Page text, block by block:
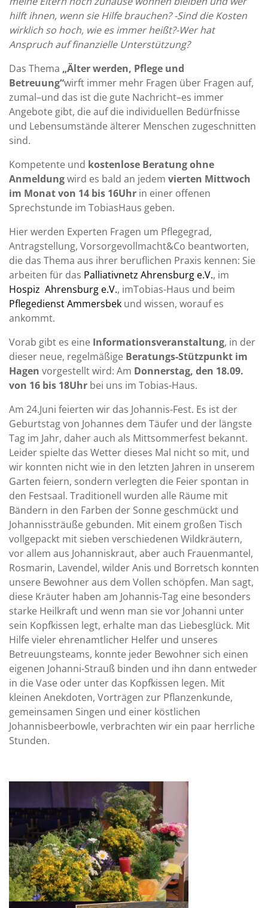
hilft ihnen, wenn sie Hilfe brauchen? -Sind die Kosten
wirklich so hoch, wie es immer heißt?-Wer hat
Anspruch auf finanzielle Unterstützung?
Das Thema „Älter werden, Pflege und
Betreuung“wirft immer mehr Fragen über Fragen auf,
zumal–und das ist die gute Nachricht–es immer
Angebote gibt, die auf die individuellen Bedürfnisse
und Lebensumstände älterer Menschen zugeschnitten
sind.
Kompetente und kostenlose Beratung ohne
Anmeldungwird es bald an jedem vierten Mittwoch
im Monat von 14 bis 16Uhr in einer offenen
Sprechstunde im TobiasHaus geben.
Hier werden Experten Fragen um Pflegegrad,
Antragstellung, Vorsorgevollmacht&Co beantworten,
die das Thema aus ihrer beruflichen Praxis kennen: Sie
arbeiten für das Palliativnetz Ahrensburg e.V., im
Hospiz Ahrensburg e.V., imTobias-Haus und beim
Pflegedienst Ammersbek und wissen, worauf es
ankommt.
Vorab gibt es eine Informationsveranstaltung, in der
dieser neue, regelmäßige Beratungs-Stützpunkt im
Hagen vorgestellt wird: Am Donnerstag, den 18.09.
von 16 bis 18Uhr bei uns im Tobias-Haus.
Am 24.Juni feierten wir das Johannis-Fest. Es ist der
Geburtstag von Johannes dem Täufer und der längste
Tag im Jahr, daher auch als Mittsommerfest bekannt.
Leider spielte das Wetter dieses Mal nicht so mit, und
wir konnten nicht wie in den letzten Jahren in unserem
Garten feiern, sondern verlegten die Feier spontan in
den Festsaal. Traditionell wurden alle Räume mit
Bändern in den Farben der Sonne geschmückt und
Johannissträuße gebunden. Mit einem großen Tisch
vollgepackt mit sieben verschiedenen Wildkräutern,
vor allem aus Johanniskraut, aber auch Frauenmantel,
Rosmarin, Lavendel, wilder Anis und Borretsch konnten
unsere Bewohner aus dem Vollen schöpfen. Man sagt,
diese Kräuter haben am Johannis-Tag eine besonders
starke Heilkraft und wenn man sie vor Johanni unter
sein Kopfkissen legt, erhalte man das Liebesglück. Mit
Hilfe vieler ehrenamtlicher Helfer und unseres
Betreuungsteams, konnte jeder Bewohner sich einen
eigenen Johanni-Strauß binden und ihn dann entweder
in die Vase oder unter das Kopfkissen legen. Mit
kleinen Anekdoten, Vorträgen zur Pflanzenkunde,
gemeinsamen Singen und einer köstlichen
Johannisbeerbowle, verbrachten wir ein paar herrliche
Stunden.